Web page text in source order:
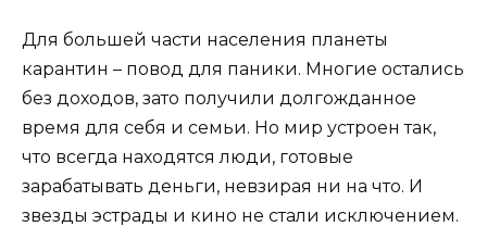
Для большей части населения планеты
карантин – повод для паники. Многие остались
без доходов, зато получили долгожданное
время для себя и семьи. Но мир устроен так,
что всегда находятся люди, готовые
зарабатывать деньги, невзирая ни на что. И
звезды эстрады и кино не стали исключением.